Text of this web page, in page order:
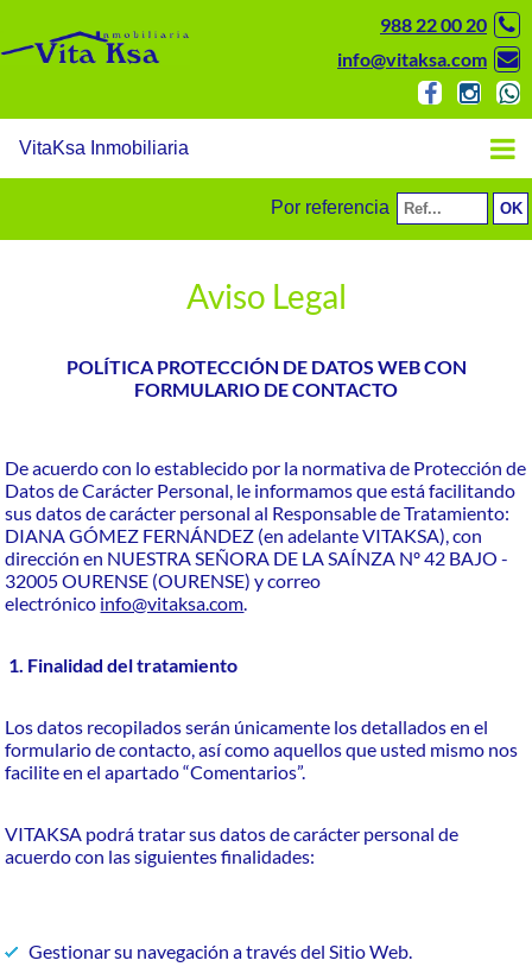
988 22 00 20
info@vitaksa.com
VitaKsa Inmobiliaria
Por referencia
Aviso Legal
POLÍTICA PROTECCIÓN DE DATOS WEB CON
FORMULARIO DE CONTACTO
De acuerdo con lo establecido por la normativa de Protección de
Datos de Carácter Personal, le informamos que está facilitando
sus datos de carácter personal al Responsable de Tratamiento:
DIANA GÓMEZ FERNÁNDEZ (en adelante VITAKSA), con
dirección en NUESTRA SEÑORA DE LA SAÍNZA Nº 42 BAJO -
32005 OURENSE (OURENSE) y correo
electrónico info@vitaksa.com.
1. Finalidad del tratamiento
Los datos recopilados serán únicamente los detallados en el
formulario de contacto, así como aquellos que usted mismo nos
facilite en el apartado “Comentarios”.
VITAKSA podrá tratar sus datos de carácter personal de
acuerdo con las siguientes finalidades:
Gestionar su navegación a través del Sitio Web.